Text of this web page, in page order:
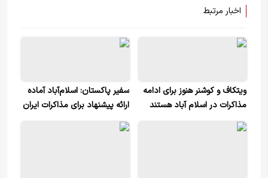
اخبار مرتبط
ویتکاف و کوشنر هنوز برای ادامه
مذاکرات در اسلام آباد هستند
سفیر پاکستان: اسلام‌آباد آماده
ارائه پیشنهاد برای مذاکرات ایران
و آمریکا است